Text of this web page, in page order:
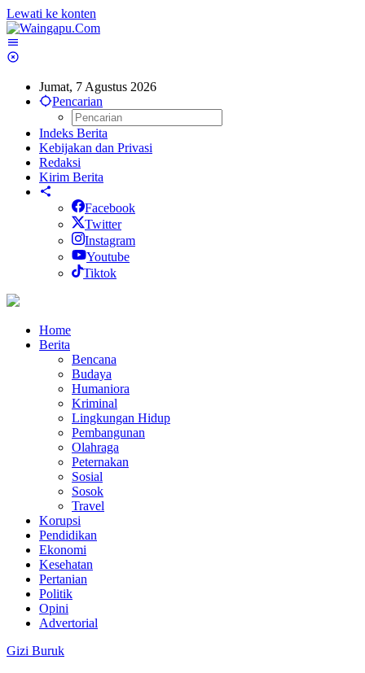
Lewati ke konten
Jumat, 7 Agustus 2026
Pencarian
Indeks Berita
Kebijakan dan Privasi
Redaksi
Kirim Berita
Facebook
Twitter
Instagram
Youtube
Tiktok
Home
Berita
Bencana
Budaya
Humaniora
Kriminal
Lingkungan Hidup
Pembangunan
Olahraga
Peternakan
Sosial
Sosok
Travel
Korupsi
Pendidikan
Ekonomi
Kesehatan
Pertanian
Politik
Opini
Advertorial
Gizi Buruk